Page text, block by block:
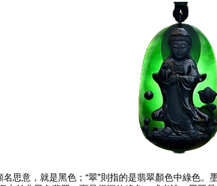
思意，就是黑色；“翠”則指的是翡翠顏色中綠色。